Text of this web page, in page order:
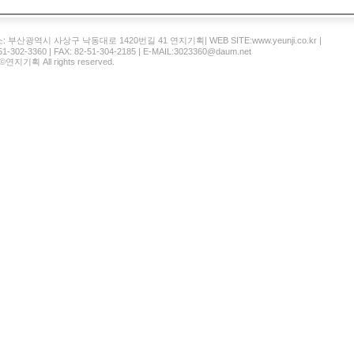
: 부산광역시 사상구 낙동대로 1420번길 41 연지기획| WEB SITE:www.yeunji.co.kr |
302-3360 | FAX: 82-51-304-2185 | E-MAIL:3023360@daum.net
연지기획 All rights reserved.